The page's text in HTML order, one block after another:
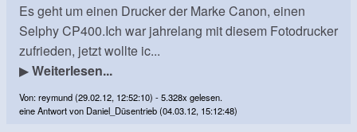
Es geht um einen Drucker der Marke Canon, einen
Selphy CP400.Ich war jahrelang mit diesem Fotodrucker
zufrieden, jetzt wollte ic...
▶Weiterlesen...
Von: reymund (29.02.12, 12:52:10) - 5.328x gelesen.
eine Antwort von Daniel_Düsentrieb (04.03.12, 15:12:48)